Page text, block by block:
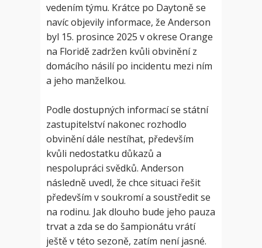
vedením týmu. Krátce po Daytoně se
navíc objevily informace, že Anderson
byl 15. prosince 2025 v okrese Orange
na Floridě zadržen kvůli obvinění z
domácího násilí po incidentu mezi ním
a jeho manželkou.
Podle dostupných informací se státní
zastupitelství nakonec rozhodlo
obvinění dále nestíhat, především
kvůli nedostatku důkazů a
nespolupráci svědků. Anderson
následně uvedl, že chce situaci řešit
především v soukromí a soustředit se
na rodinu. Jak dlouho bude jeho pauza
trvat a zda se do šampionátu vrátí
ještě v této sezoně, zatím není jasné.